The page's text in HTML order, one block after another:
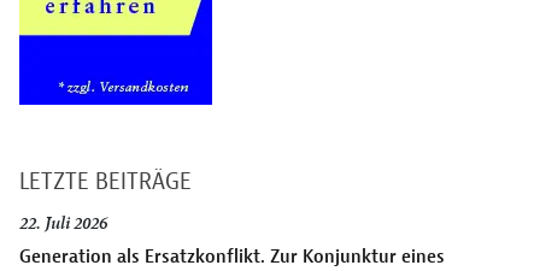
LETZTE BEITRÄGE
22. Juli 2026
Generation als Ersatzkonflikt. Zur Konjunktur eines